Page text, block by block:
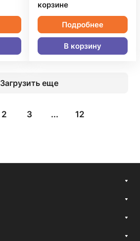
корзине
Подробнее
В корзину
Загрузить еще
2 3 ... 12